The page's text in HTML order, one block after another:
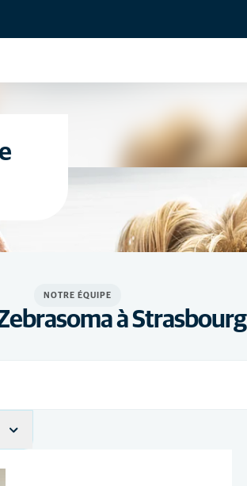
NOTRE ÉQUIPE
à Strasbourg